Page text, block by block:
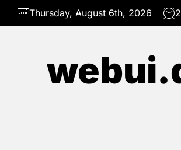
Skip
Thursday, August 6th, 2026